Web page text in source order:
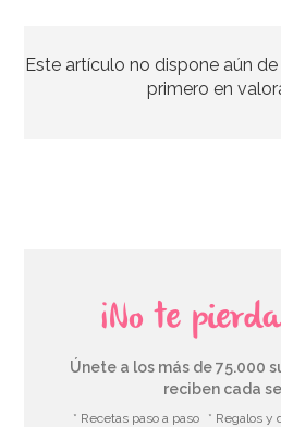
2,99€
Este artículo no dispone aún de
primero en
¡No te
Únete a los más de 75.000
reciben cada
* Recetas paso a paso * Regalos y